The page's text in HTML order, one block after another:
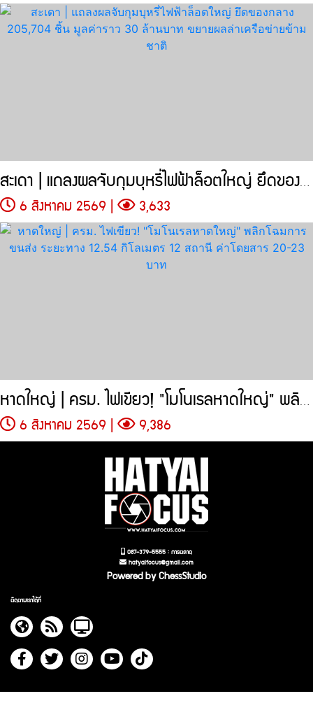
สะเดา | แถลงผลจับกุมบุหรี่ไฟฟ้าล็อตใหญ่ ยึดของกลาง 205,704 ชิ้น
6 สิงหาคม 2569 | 3,633
หาดใหญ่ | ครม. ไฟเขียว! "โมโนเรลหาดใหญ่" พลิกโฉมการขนส่ง
6 สิงหาคม 2569 | 9,386
087-379-5555 : การตลาด
hatyaifocus@gmail.com
Powered by ChessStudio
ติดตามเราได้ที่